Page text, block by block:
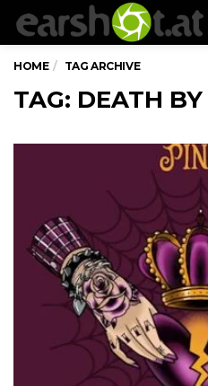
HOME TAG ARCHIVE
TAG: DEATH BY